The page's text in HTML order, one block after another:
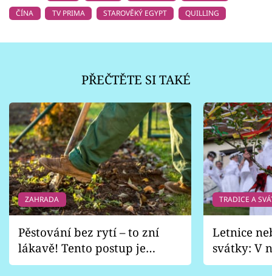
ČÍNA
TV PRIMA STAROVĚKÝ EGYPT QUILLING
PŘEČTĚTE SI TAKÉ
ZAHRADA
Pěstování bez rytí – to zní
lákavě! Tento postup je
vhodný jen pro některé
TRADICE A
Letnice
svátky: V
pondělí